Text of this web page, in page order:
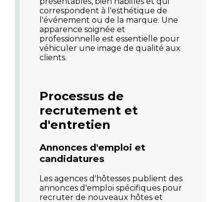
correspondent à l'esthétique de
l'événement ou de la marque. Une
apparence soignée et
professionnelle est essentielle pour
véhiculer une image de qualité aux
clients.
Processus de
recrutement et
d'entretien
Annonces d'emploi et
candidatures
Les agences d'hôtesses publient des
annonces d'emploi spécifiques pour
recruter de nouveaux hôtes et